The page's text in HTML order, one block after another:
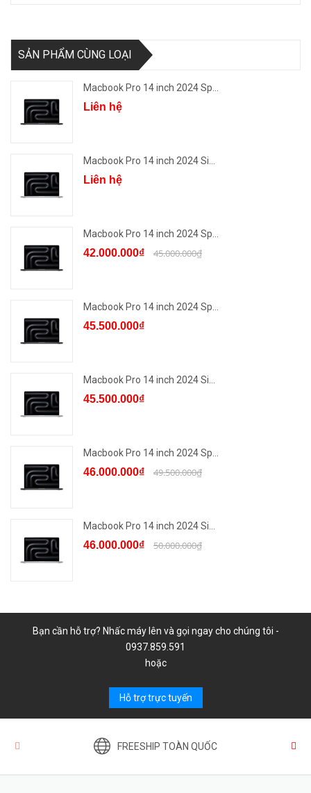
SẢN PHẨM CÙNG LOẠI
Macbook Pro 14 inch 2024 Sp...
Liên hệ
Macbook Pro 14 inch 2024 Si...
Liên hệ
Macbook Pro 14 inch 2024 Sp...
42.000.000₫ 45.000.000₫
Macbook Pro 14 inch 2024 Sp...
45.500.000₫
Macbook Pro 14 inch 2024 Si...
45.500.000₫
Macbook Pro 14 inch 2024 Sp...
46.000.000₫ 49.500.000₫
Macbook Pro 14 inch 2024 Si...
46.000.000₫ 50.000.000₫
Bạn cần hỗ trợ? Nhấc máy lên và gọi ngay cho chúng tôi -
0937.859.591
hoặc
Hỗ trợ trực tuyến
FREESHIP TOÀN QUỐC